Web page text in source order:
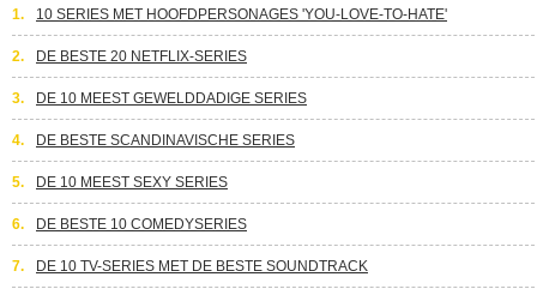
1. 10 SERIES MET HOOFDPERSONAGES 'YOU-LOVE-TO-HATE'
2. DE BESTE 20 NETFLIX-SERIES
3. DE 10 MEEST GEWELDDADIGE SERIES
4. DE BESTE SCANDINAVISCHE SERIES
5. DE 10 MEEST SEXY SERIES
6. DE BESTE 10 COMEDYSERIES
7. DE 10 TV-SERIES MET DE BESTE SOUNDTRACK